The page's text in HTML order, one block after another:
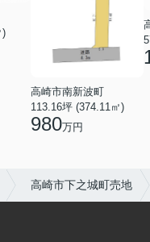
)
高崎市南新波町
113.16坪 (374.11㎡)
980万円
高崎市下之城町売地